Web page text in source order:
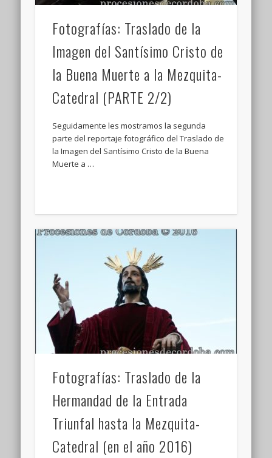
Fotografías: Traslado de la
Imagen del Santísimo Cristo de
la Buena Muerte a la Mezquita-
Catedral (PARTE 2/2)
Seguidamente les mostramos la segunda
parte del reportaje fotográfico del Traslado de
la Imagen del Santísimo Cristo de la Buena
Muerte a …
Fotografías: Traslado de la
Hermandad de la Entrada
Triunfal hasta la Mezquita-
Catedral (en el año 2016)